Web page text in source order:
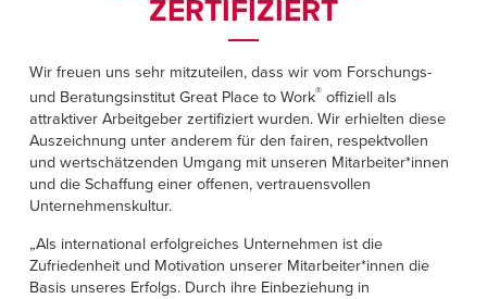
EUROPE
English
Deutsch
Français
Dutch
KONTAKT
RESSOURCEN-CENTER
KARRIERE
EINE VERTRETUNG FINDEN
+49 (0) 5693 98700
ZERTIFIZIERT
Wir freuen uns sehr mitzuteilen, dass wir vom Forschungs-
und Beratungsinstitut Great Place to Work®offiziell als
attraktiver Arbeitgeber zertifiziert wurden. Wir erhielten diese
Auszeichnung unter anderem für den fairen, respektvollen
und wertschätzenden Umgang mit unseren Mitarbeiter*innen
und die Schaffung einer offenen, vertrauensvollen
Unternehmenskultur.
„Als international erfolgreiches Unternehmen ist die
Zufriedenheit und Motivation unserer Mitarbeiter*innen die
Basis unseres Erfolgs. Durch ihre Einbeziehung in